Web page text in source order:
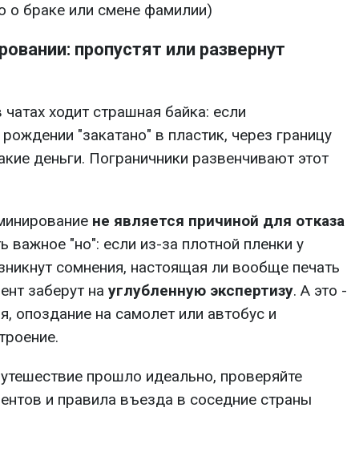
о браке или смене фамилии)
пропустят или развернут
ходит страшная байка: если
"закатано" в пластик, через границу
деньги. Пограничники развенчивают этот
не является причиной для отказа
важное "но": если из-за плотной пленки у
сомнения, настоящая ли вообще печать
заберут на углубленную экспертизу. А это -
опоздание на самолет или автобус и
прошло идеально, проверяйте
и правила въезда в соседние страны